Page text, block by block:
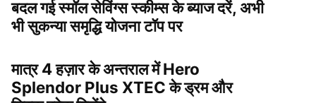
बदल गई स्मॉल सेविंग्स स्कीम्स के ब्याज दरें, अभी
भी सुकन्या समृद्धि योजना टॉप पर
मात्र 4 हज़ार के अन्तराल में Hero
Splendor Plus XTEC के ड्रम और